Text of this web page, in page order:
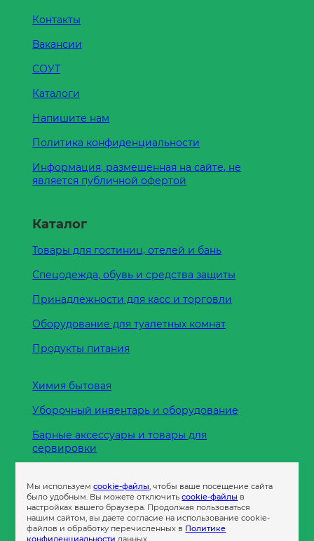
Контакты
Вакансии
СОУТ
Каталоги
Напишите нам
Политика конфиденциальности
Информация, размещенная на сайте, не
является публичной офертой
Каталог
Товары для гостиниц, отелей и бань
Спецодежда, обувь и средства защиты
Принадлежности для касс и торговли
Оборудование для туалетных комнат
Продукты питания
Химия бытовая
Уборочный инвентарь и оборудование
Барные аксессуары и товары для
сервировки
Пленка
Пакеты и сумки
Мы используемcookie-файлы, чтобы ваше посещение сайта
было удобным. Вы можете отключитьcookie-файлы в
настройках вашего браузера. Продолжая пользоваться
нашим сайтом, вы даете согласие на использование cookie-
файлов и обработку перечисленных в Политике
конфиденциальности данных.